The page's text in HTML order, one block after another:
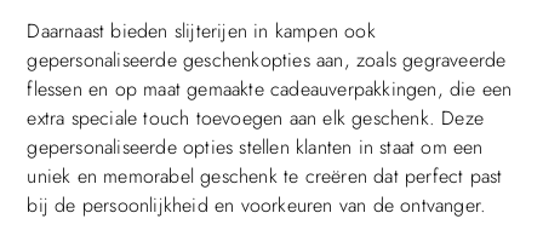
Daarnaast bieden slijterijen in kampen ook
gepersonaliseerde geschenkopties aan, zoals gegraveerde
flessen en op maat gemaakte cadeauverpakkingen, die een
extra speciale touch toevoegen aan elk geschenk. Deze
gepersonaliseerde opties stellen klanten in staat om een
uniek en memorabel geschenk te creëren dat perfect past
bij de persoonlijkheid en voorkeuren van de ontvanger.